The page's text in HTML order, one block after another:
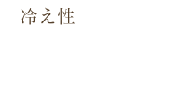
冷え性